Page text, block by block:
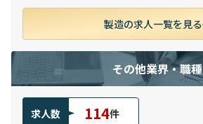
製造の求人一覧を見る
その他業界・職種
求人数 114件